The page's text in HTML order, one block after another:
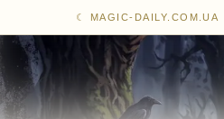
☾ MAGIC-DAILY.COM.UA